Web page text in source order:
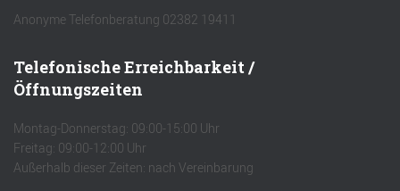
Anonyme Telefonberatung 02382 19411
Telefonische Erreichbarkeit /
Öffnungszeiten
Montag-Donnerstag: 09:00-15:00 Uhr
Freitag: 09:00-12:00 Uhr
Außerhalb dieser Zeiten: nach Vereinbarung